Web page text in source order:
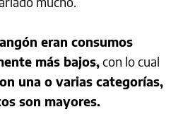
eran consumos
más bajos,con lo cual
una o varias categorías,
son mayores.